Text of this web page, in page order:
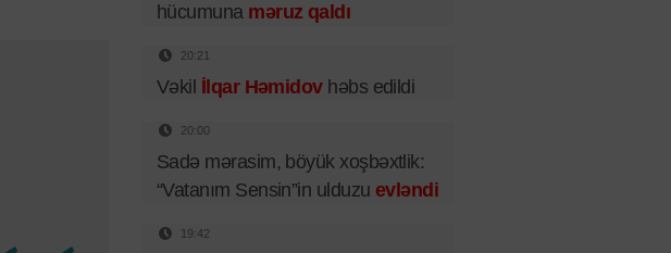
hücumuna məruz qaldı
20:21
Vəkil İlqar Həmidovhəbs edildi
20:00
Sadə mərasim, böyük xoşbəxtlik:
“Vatanım Sensin”in ulduzu evləndi
19:42